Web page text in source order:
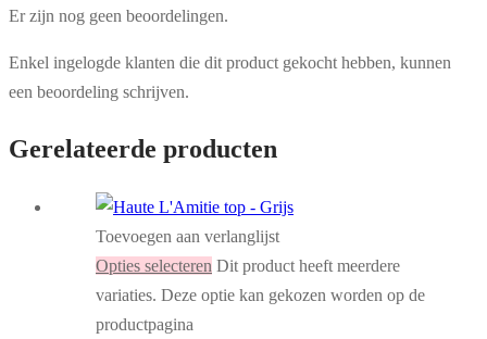
Er zijn nog geen beoordelingen.
Enkel ingelogde klanten die dit product gekocht hebben, kunnen
een beoordeling schrijven.
Gerelateerde producten
Toevoegen aan verlanglijst
Opties selecteren Dit product heeft meerdere
variaties. Deze optie kan gekozen worden op de
productpagina